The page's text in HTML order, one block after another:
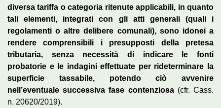
diversa tariffa o categoria ritenute applicabili, in quanto
tali elementi, integrati con gli atti generali (quali i
regolamenti o altre delibere comunali), sono idonei a
rendere comprensibili i presupposti della pretesa
tributaria, senza necessità di indicare le fonti
probatorie e le indagini effettuate per rideterminare la
superficie tassabile, potendo ciò avvenire
nell’eventuale successiva fase contenziosa(cfr. Cass.
n. 20620/2019).